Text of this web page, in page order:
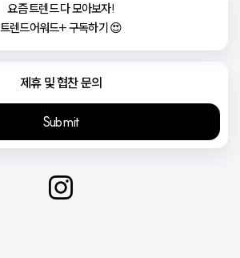
요즘 트렌드 다 모아보자!
트렌드어워드+ 구독하기 😍
제휴 및 협찬 문의
Submit